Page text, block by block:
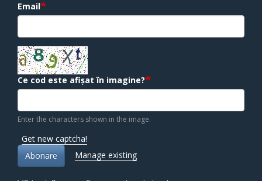
Email
Ce cod este afișat în imagine?
Enter the characters shown in the image.
Get new captcha!
Abonare
Manage existing